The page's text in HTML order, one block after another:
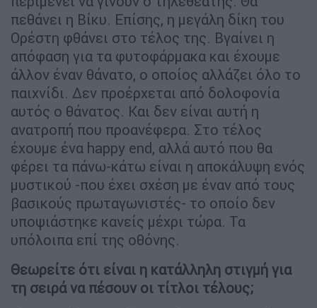
πεθάνει η Βίκυ. Επίσης, η μεγάλη δίκη του
Ορέστη φθάνει στο τέλος της. Βγαίνει η
απόφαση για τα φυτοφάρμακα και έχουμε
άλλον έναν θάνατο, ο οποίος αλλάζει όλο το
παιχνίδι. Δεν προέρχεται από δολοφονία
αυτός ο θάνατος. Και δεν είναι αυτή η
ανατροπή που προανέφερα. Στο τέλος
έχουμε ένα happy end, αλλά αυτό που θα
φέρει τα πάνω-κάτω είναι η αποκάλυψη ενός
μυστικού -που έχει σχέση με έναν από τους
βασικούς πρωταγωνιστές- το οποίο δεν
υποψιάστηκε κανείς μέχρι τώρα. Τα
υπόλοιπα επί της οθόνης.
Θεωρείτε ότι είναι η κατάλληλη στιγμή για
τη σειρά να πέσουν οι τίτλοι τέλους;